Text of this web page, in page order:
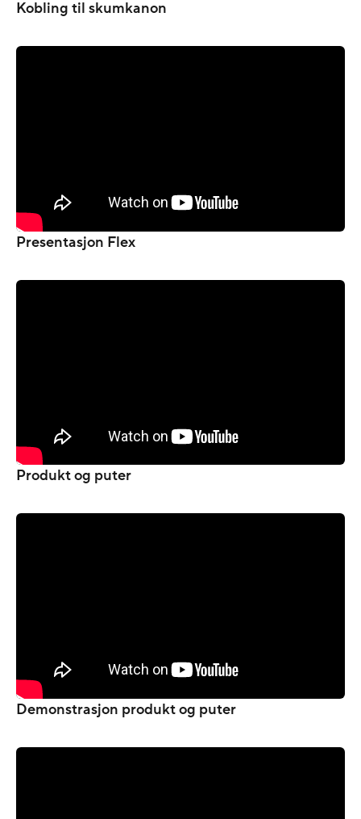
Kobling til skumkanon
Presentasjon Flex
Produkt og puter
Demonstrasjon produkt og puter